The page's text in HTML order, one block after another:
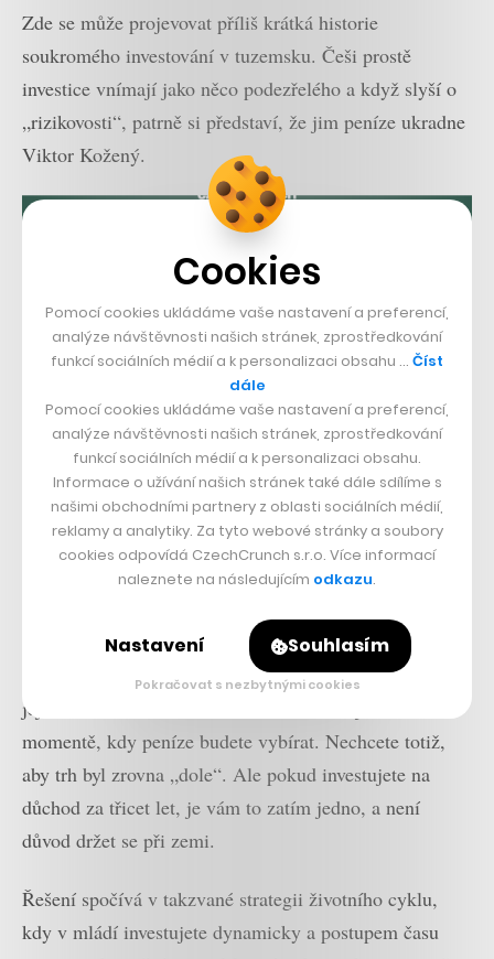
Zde se může projevovat příliš krátká historie
soukromého investování v tuzemsku. Češi prostě
investice vnímají jako něco podezřelého a když slyší o
„rizikovosti“, patrně si představí, že jim peníze ukradne
Viktor Kožený.
Ve skutečnosti rizikovost investic znamená spíše to, že
jejich hodnota více kolísá. To vás bude zajímat v
momentě, kdy peníze budete vybírat. Nechcete totiž,
aby trh byl zrovna „dole“. Ale pokud investujete na
důchod za třicet let, je vám to zatím jedno, a není
důvod držet se při zemi.
Řešení spočívá v takzvané strategii životního cyklu,
kdy v mládí investujete dynamicky a postupem času
Cookies
Pomocí cookies ukládáme vaše nastavení a preferencí,
analýze návštěvnosti našich stránek, zprostředkování
funkcí sociálních médií a k personalizaci obsahu … Číst
dále
Pomocí cookies ukládáme vaše nastavení a preferencí,
analýze návštěvnosti našich stránek, zprostředkování
funkcí sociálních médií a k personalizaci obsahu.
Informace o užívání našich stránek také dále sdílíme s
našimi obchodními partnery z oblasti sociálních médií,
reklamy a analytiky. Za tyto webové stránky a soubory
cookies odpovídá CzechCrunch s.r.o. Více informací
naleznete na následujícím odkazu.
Nastavení Souhlasím
Pokračovat s nezbytnými cookies